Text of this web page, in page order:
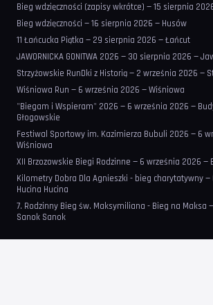
Bieg wdzięczności (zapisy wkrótce) — 15 sierpnia
Bieg wdzięczności — 16 sierpnia 2026 — Husów
11 Łańcucka Piątka — 29 sierpnia 2026 — Łańcut
JAWORNICKA GONITWA 2026 — 30 sierpnia 2026 —
Strzyżowskie RunDki z Historią — 2 września 2026 —
Wiśniowa Run — 6 września 2026 — Wiśniowa
"Biegam i Wspieram" 2026 — 6 września 2026 —
Głogowskie
Festiwal Sportowy im. Kazimierza Bubuli 2026 — 6
Wiśniowa
XII Brzozowskie Biegi Rodzinne — 6 września 2026 —
Kilometry Dobra Dla Agnieszki - bieg charytatywny
Hucina Hucina
7. Rodzinny Bieg św. Maksymiliana - Bieg na Maksa
Sanok Sanok